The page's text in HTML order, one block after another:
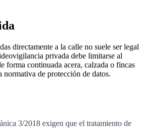
directamente a la calle no suele ser legal
privada debe limitarse al
forma continuada acera, calzada o fincas
normativa de protección de datos.
3/2018 exigen que el tratamiento de